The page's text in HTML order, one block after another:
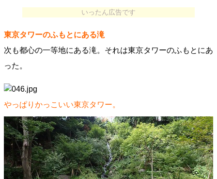
いったん広告です
東京タワーのふもとにある滝
次も都心の一等地にある滝。それは東京タワーのふもとにあ
った。
やっぱりかっこいい東京タワー。